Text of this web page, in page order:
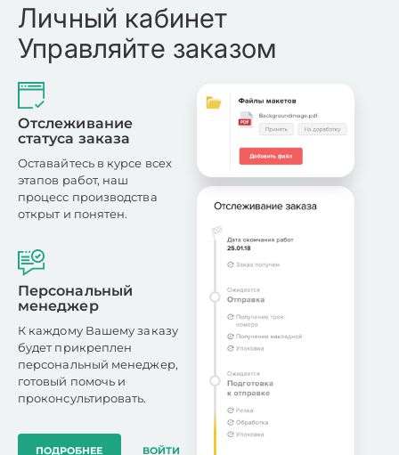
Личный кабинет
Управляйте заказом
Отслеживание
статуса заказа
Оставайтесь в курсе всех
этапов работ, наш
процесс производства
открыт и понятен.
Персональный
менеджер
К каждому Вашему заказу
будет прикреплен
персональный менеджер,
готовый помочь и
проконсультировать.
ПОДРОБНЕЕ ВОЙТИ